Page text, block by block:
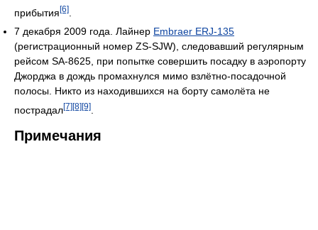
прибытия[6]
7 декабря 2009 года. Лайнер Embraer ERJ-135
(регистрационный номер ZS-SJW), следовавший регулярным
рейсом SA-8625, при попытке совершить посадку в аэропорту
Джорджа в дождь промахнулся мимо взлётно-посадочной
полосы. Никто из находившихся на борту самолёта не
пострадал[7] [8] [9]
Примечания